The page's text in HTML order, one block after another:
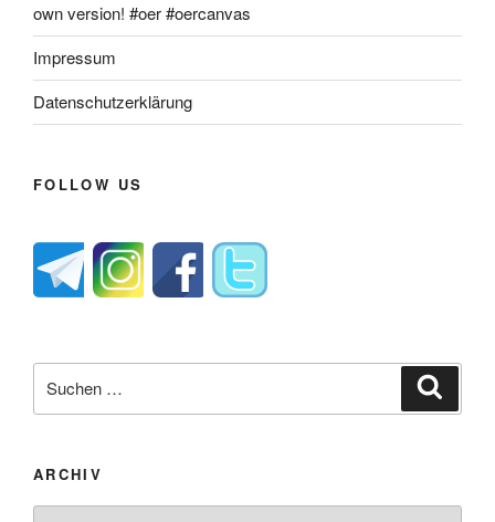
own version! #oer #oercanvas
Impressum
Datenschutzerklärung
FOLLOW US
nach:
ARCHIV